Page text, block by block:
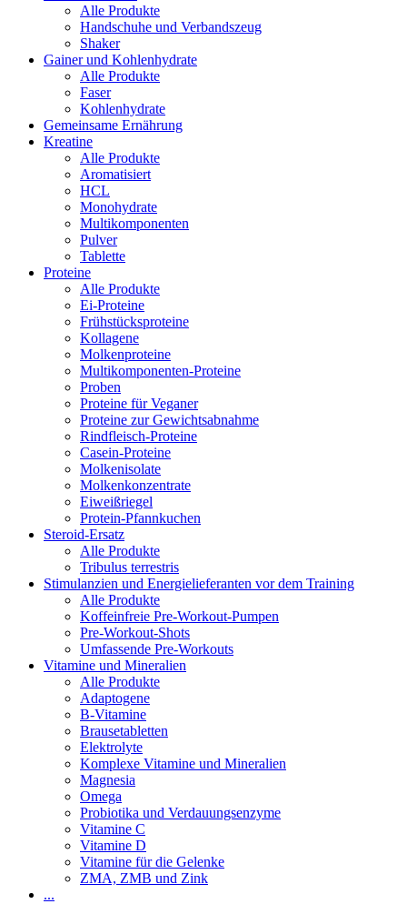
Alle Produkte
Handschuhe und Verbandszeug
Shaker
Gainer und Kohlenhydrate
Alle Produkte
Faser
Kohlenhydrate
Gemeinsame Ernährung
Kreatine
Alle Produkte
Aromatisiert
HCL
Monohydrate
Multikomponenten
Pulver
Tablette
Proteine
Alle Produkte
Ei-Proteine
Frühstücksproteine
Kollagene
Molkenproteine
Multikomponenten-Proteine
Proben
Proteine für Veganer
Proteine zur Gewichtsabnahme
Rindfleisch-Proteine
Casein-Proteine
Molkenisolate
Molkenkonzentrate
Eiweißriegel
Protein-Pfannkuchen
Steroid-Ersatz
Alle Produkte
Tribulus terrestris
Stimulanzien und Energielieferanten vor dem Training
Alle Produkte
Koffeinfreie Pre-Workout-Pumpen
Pre-Workout-Shots
Umfassende Pre-Workouts
Vitamine und Mineralien
Alle Produkte
Adaptogene
B-Vitamine
Brausetabletten
Elektrolyte
Komplexe Vitamine und Mineralien
Magnesia
Omega
Probiotika und Verdauungsenzyme
Vitamine C
Vitamine D
Vitamine für die Gelenke
ZMA, ZMB und Zink
...